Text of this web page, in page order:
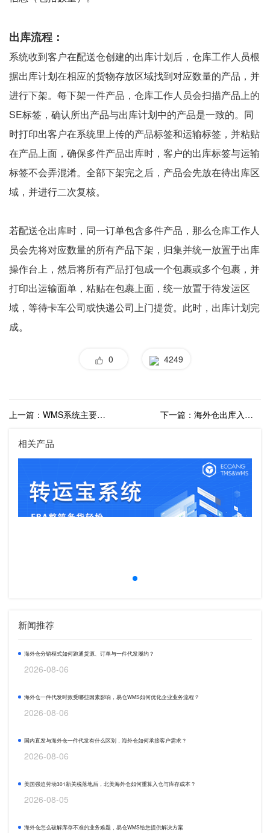
出库流程：
系统收到客户在配送仓创建的出库计划后，仓库工作人员根
据出库计划在相应的货物存放区域找到对应数量的产品，并
进行下架。每下架一件产品，仓库工作人员会扫描产品上的
SE标签，确认所出产品与出库计划中的产品是一致的。同
时打印出客户在系统里上传的产品标签和运输标签，并粘贴
在产品上面，确保多件产品出库时，客户的出库标签与运输
标签不会弄混淆。全部下架完之后，产品会先放在待出库区
域，并进行二次复核。
若配送仓出库时，同一订单包含多件产品，那么仓库工作人
员会先将对应数量的所有产品下架，归集并统一放置于出库
操作台上，然后将所有产品打包成一个包裹或多个包裹，并
打印出运输面单，粘贴在包裹上面，统一放置于待发运区
域，等待卡车公司或快递公司上门提货。此时，出库计划完
成。
0 4249
上一篇：WMS系统主要是做什么的？ 下一篇：海外仓出库入库管理制度及流程
相关产品
新闻推荐
海外仓分销模式如何跑通货源、订单与一件代发履约？
2026-08-06
海外仓一件代发时效受哪些因素影响，易仓WMS如何优化企业业务流程？
2026-08-06
国内直发与海外仓一件代发有什么区别，海外仓如何承接客户需求？
2026-08-06
美国强迫劳动301新关税落地后，北美海外仓如何重算入仓与库存成本？
2026-08-05
海外仓怎么破解库存不准的业务难题，易仓WMS给您提供解决方案